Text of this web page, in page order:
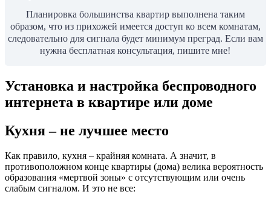
Планировка большинства квартир выполнена таким
образом, что из прихожей имеется доступ ко всем комнатам,
следовательно для сигнала будет минимум преград. Если вам
нужна бесплатная консультация, пишите мне!
Установка и настройка беспроводного
интернета в квартире или доме
Кухня – не лучшее место
Как правило, кухня – крайняя комната. А значит, в
противоположном конце квартиры (дома) велика вероятность
образования «мертвой зоны» с отсутствующим или очень
слабым сигналом. И это не все: